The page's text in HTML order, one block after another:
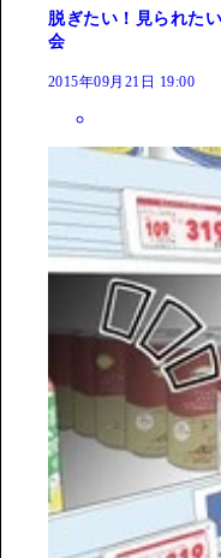
脱ぎたい！見られた
会
2015年09月21日 19:00